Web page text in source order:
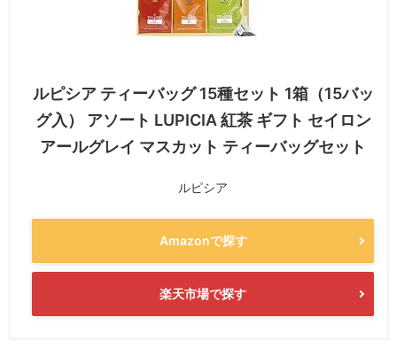
ルピシア ティーバッグ 15種セット 1箱（15バッ
グ入） アソート LUPICIA 紅茶 ギフト セイロン
アールグレイ マスカット ティーバッグセット
ルピシア
Amazonで探す
楽天市場で探す